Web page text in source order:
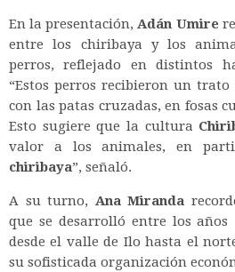
En la presentación,Adán Umire
entre los chiribaya y los
perros, reflejado en distintos
“Estos perros recibieron un
con las patas cruzadas, en fosas
Esto sugiere que la cultura
valor a los animales, en
chiribaya”, señaló.
A su turno, Ana Miranda
que se desarrolló entre los años
desde el valle de Ilo hasta el
su sofisticada organización